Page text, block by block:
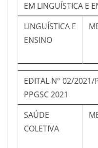
EM LINGUÍSTICA E
LINGUÍSTICA E
ENSINO
EDITAL N° 02/2021/
PPGSC 2021
SAÚDE
COLETIVA